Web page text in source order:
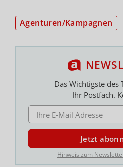
Agenturen/Kampagnen
Das Wichtigste des
Ihr Postfach.
E-MAIL ADRESSE
Jetzt
Hinweis zum